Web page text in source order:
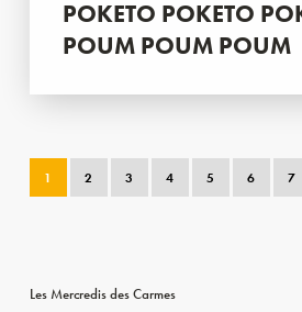
POKETO POKETO
POUM POUM POUM
1 2 3 4 5 6 7
Les Mercredis des Carmes